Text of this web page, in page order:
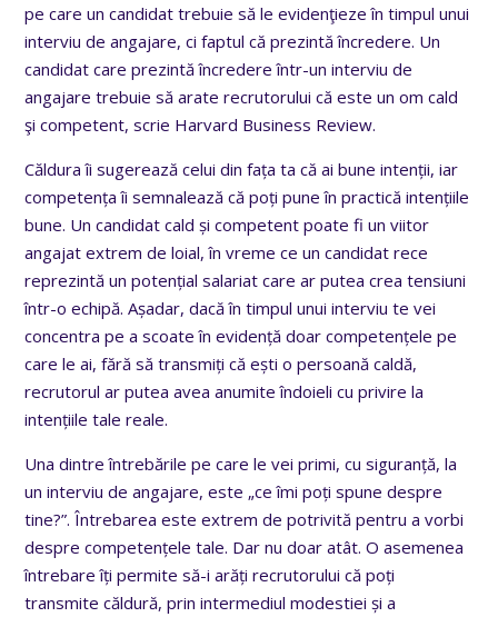
pe care un candidat trebuie să le evidenţieze în timpul unui
interviu de angajare, ci faptul că prezintă încredere. Un
candidat care prezintă încredere într-un interviu de
angajare trebuie să arate recrutorului că este un om cald
şi competent, scrie Harvard Business Review.
Căldura îi sugerează celui din faţa ta că ai bune intenţii, iar
competenţa îi semnalează că poţi pune în practică intenţiile
bune. Un candidat cald şi competent poate fi un viitor
angajat extrem de loial, în vreme ce un candidat rece
reprezintă un potenţial salariat care ar putea crea tensiuni
într-o echipă. Aşadar, dacă în timpul unui interviu te vei
concentra pe a scoate în evidenţă doar competenţele pe
care le ai, fără să transmiţi că eşti o persoană caldă,
recrutorul ar putea avea anumite îndoieli cu privire la
intenţiile tale reale.
Una dintre întrebările pe care le vei primi, cu siguranţă, la
un interviu de angajare, este „ce îmi poţi spune despre
tine?”. Întrebarea este extrem de potrivită pentru a vorbi
despre competenţele tale. Dar nu doar atât. O asemenea
întrebare îţi permite să-i arăţi recrutorului că poţi
transmite căldură, prin intermediul modestiei şi a